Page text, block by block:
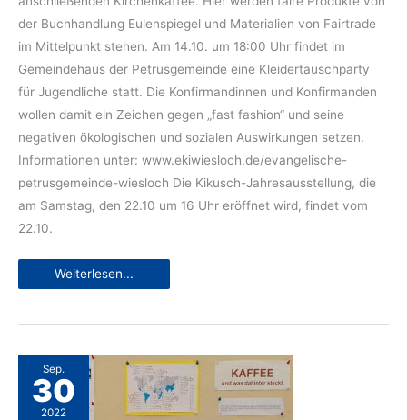
der Buchhandlung Eulenspiegel und Materialien von Fairtrade
im Mittelpunkt stehen. Am 14.10. um 18:00 Uhr findet im
Gemeindehaus der Petrusgemeinde eine Kleidertauschparty
für Jugendliche statt. Die Konfirmandinnen und Konfirmanden
wollen damit ein Zeichen gegen „fast fashion“ und seine
negativen ökologischen und sozialen Auswirkungen setzen.
Informationen unter: www.ekiwiesloch.de/evangelische-
petrusgemeinde-wiesloch Die Kikusch-Jahresausstellung, die
am Samstag, den 22.10 um 16 Uhr eröffnet wird, findet vom
22.10.
Fairtrade-
Weiterlesen...
Sep.
30
2022